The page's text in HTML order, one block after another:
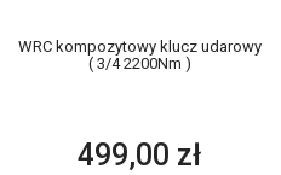
WRC kompozytowy klucz udarowy
( 3/4 2200Nm )
499,00 zł